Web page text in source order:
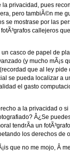
la privacidad, pues
pero tambiÃ©n me
se mostrase por las
callejeros
casco de papel de
(y mucho mÃ¡s
que al ley
se pueda localizar a
el gasto
a la privacidad o
Â¿Se
tendrÃ­a un
los derechos de
que no me mojo, Â